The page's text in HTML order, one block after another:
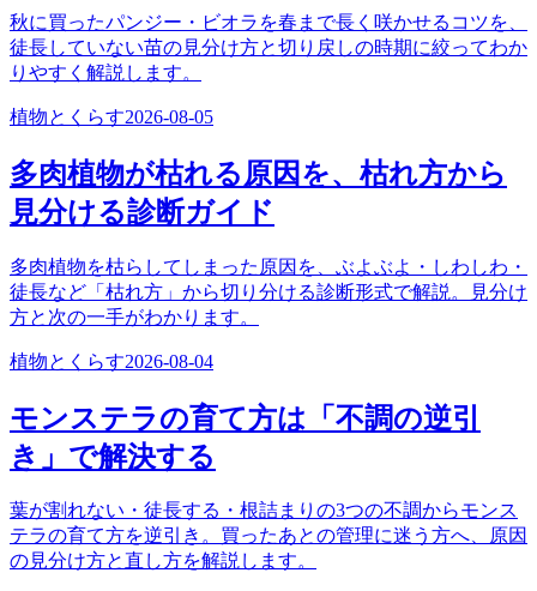
秋に買ったパンジー・ビオラを春まで長く咲かせるコツを、
徒長していない苗の見分け方と切り戻しの時期に絞ってわか
りやすく解説します。
植物とくらす2026-08-05
多肉植物が枯れる原因を、枯れ方から
見分ける診断ガイド
多肉植物を枯らしてしまった原因を、ぶよぶよ・しわしわ・
徒長など「枯れ方」から切り分ける診断形式で解説。見分け
方と次の一手がわかります。
植物とくらす2026-08-04
モンステラの育て方は「不調の逆引
き」で解決する
葉が割れない・徒長する・根詰まりの3つの不調からモンス
テラの育て方を逆引き。買ったあとの管理に迷う方へ、原因
の見分け方と直し方を解説します。